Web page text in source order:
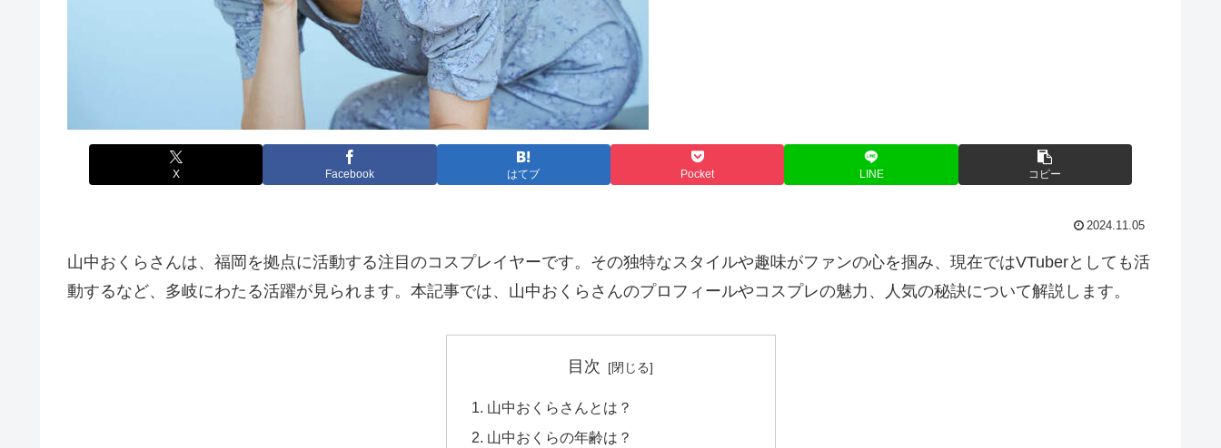
X Facebook はてブ Pocket LINE コピー
2024.11.05
山中おくらさんは、福岡を拠点に活動する注目のコスプレイヤーです。その独特なスタイルや趣味がファンの心を掴み、現在ではVTuberとしても活
動するなど、多岐にわたる活躍が見られます。本記事では、山中おくらさんのプロフィールやコスプレの魅力、人気の秘訣について解説します。
目次
山中おくらさんとは？
山中おくらの年齢は？